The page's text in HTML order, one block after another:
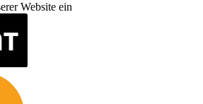
Website ein